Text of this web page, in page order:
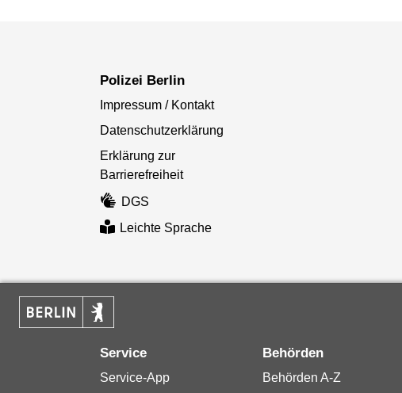
Polizei Berlin
Impressum / Kontakt
Datenschutzerklärung
Erklärung zur
Barrierefreiheit
DGS
Leichte Sprache
Service
Service-App
Behörden
Behörden A-Z